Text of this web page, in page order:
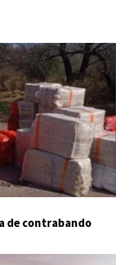
de contrabando